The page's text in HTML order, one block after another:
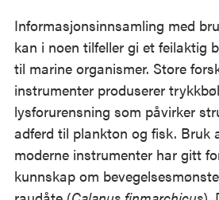
Informasjonsinnsamling med
kan i noen tilfeller gi et feilaktig
til marine organismer. Store
instrumenter produserer
lysforurensning som påvirker
adferd til plankton og fisk. Bruk
moderne instrumenter har gitt
kunnskap om